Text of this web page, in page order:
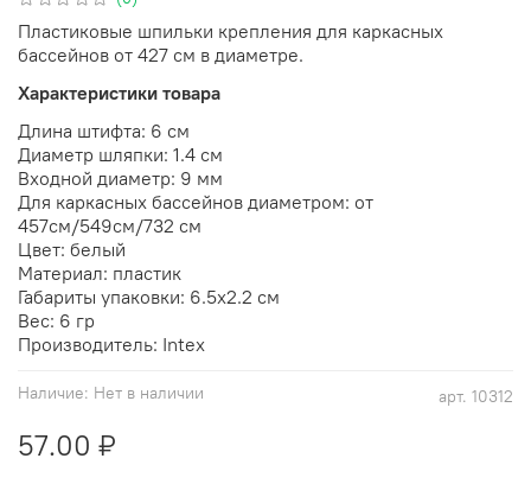
арт. 10312
Наличие: Нет в наличии
57.00 ₽
Пластиковые шпильки крепления для каркасных
бассейнов от 427 см в диаметре.
Характеристики товара
Длина штифта: 6 см
Диаметр шляпки: 1.4 см
Входной диаметр: 9 мм
Для каркасных бассейнов диаметром: от
457см/549см/732 см
Цвет: белый
Материал: пластик
Габариты упаковки: 6.5х2.2 см
Вес: 6 гр
Производитель: Intex